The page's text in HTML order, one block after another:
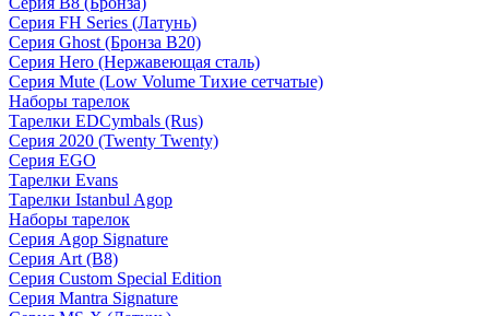
Серия FH Series (Латунь)
Серия Ghost (Бронза B20)
Серия Hero (Нержавеющая сталь)
Серия Mute (Low Volume Тихие сетчатые)
Наборы тарелок
Тарелки EDCymbals (Rus)
Серия 2020 (Twenty Twenty)
Серия EGO
Тарелки Evans
Тарелки Istanbul Agop
Наборы тарелок
Серия Agop Signature
Серия Art (B8)
Серия Custom Special Edition
Серия Mantra Signature